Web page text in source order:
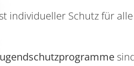
individueller Schutz für